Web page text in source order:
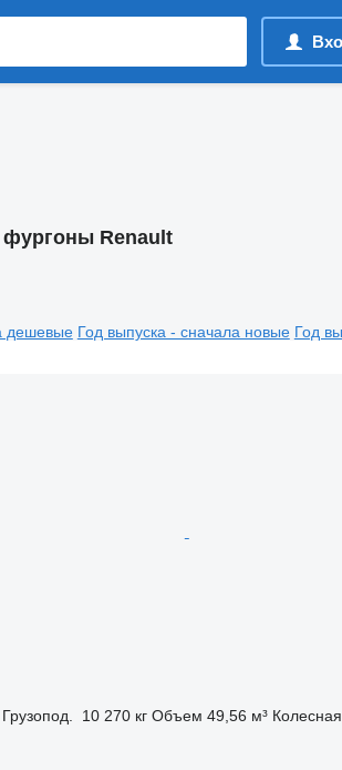
фургоны Renault
дешевые Год выпуска - сначала новые Год
Грузопод. 10 270 кг Объем 49,56 м³